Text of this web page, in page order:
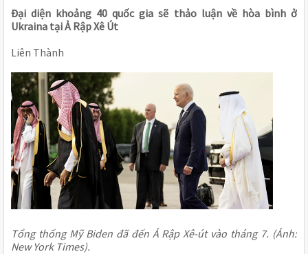
Đại diện khoảng 40 quốc gia sẽ thảo luận về hòa bình ở
Ukraina tại Ả Rập Xê Út
Liên Thành
Tổng thống Mỹ Biden đã đến Ả Rập Xê-út vào tháng 7. (Ảnh:
New York Times).